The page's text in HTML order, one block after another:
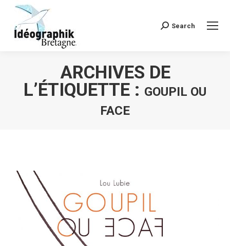
Recherche
Search
ARCHIVES DE
L’ÉTIQUETTE : GOUPIL OU
FACE